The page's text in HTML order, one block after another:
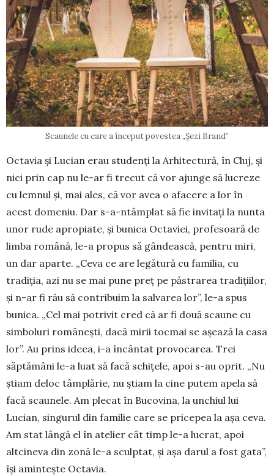
Scaunele cu care a început povestea „Șezi Brand”
Octavia și Lucian erau studenți la Arhi­tectură, în Cluj, și
nici prin cap nu le-ar fi trecut că vor ajunge să lucreze
cu lemnul și, mai ales, că vor avea o afacere a lor în
acest domeniu. Dar s-a-ntâmplat să fie invitați la nunta
unor rude apropiate, și bunica Octaviei, profesoară de
limba română, le-a propus să gân­dească, pentru miri,
un dar aparte. „Ceva ce are legătură cu familia, cu
tradiția, azi nu se mai pune preț pe păstrarea tradițiilor,
și n-ar fi rău să contribuim la salvarea lor”, le-a spus
bunica. „Cel mai potrivit cred că ar fi două scaune cu
simboluri românești, dacă mirii tocmai se așează la casa
lor”. Au prins ideea, i-a încântat provocarea. Trei
săptămâni le-a luat să facă schițele, apoi s-au oprit. „Nu
știam deloc tâmplărie, nu știam la cine putem apela să
facă scaunele. Am plecat în Bucovina, la unchiul lui
Lucian, singurul din familie care se pricepea la așa ceva.
Am stat lângă el în atelier cât timp le-a lucrat, apoi
altcineva din zonă le-a sculptat, și așa darul a fost gata”,
își amintește Octavia.